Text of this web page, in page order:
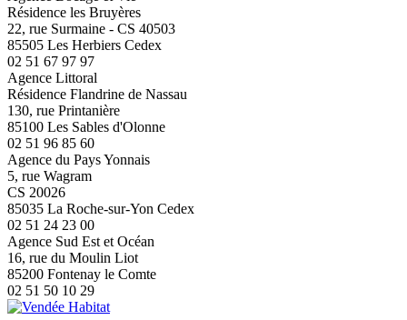
Résidence les Bruyères
22, rue Surmaine - CS 40503
85505 Les Herbiers Cedex
02 51 67 97 97
Agence Littoral
Résidence Flandrine de Nassau
130, rue Printanière
85100 Les Sables d'Olonne
02 51 96 85 60
Agence du Pays Yonnais
5, rue Wagram
CS 20026
85035 La Roche-sur-Yon Cedex
02 51 24 23 00
Agence Sud Est et Océan
16, rue du Moulin Liot
85200 Fontenay le Comte
02 51 50 10 29